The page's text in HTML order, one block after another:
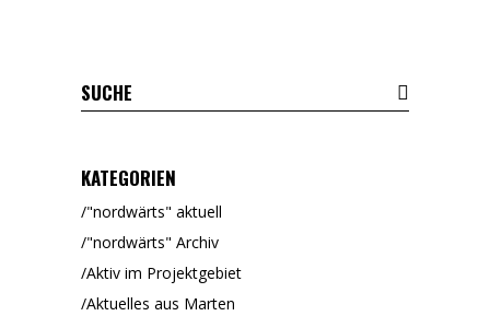
KATEGORIEN
"nordwärts" aktuell
"nordwärts" Archiv
Aktiv im Projektgebiet
Aktuelles aus Marten